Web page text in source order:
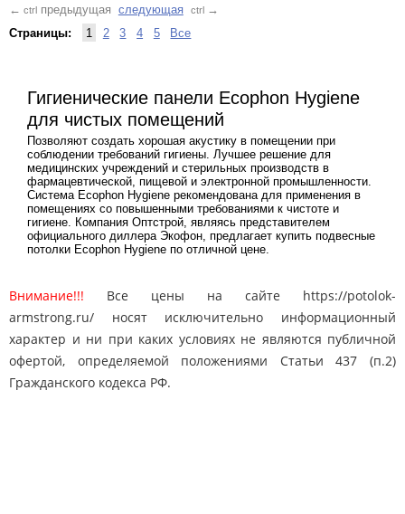
← ctrl предыдущая следующая ctrl →
Страницы: 1 2 3 4 5 Все
Гигиенические панели Ecophon Hygiene
для чистых помещений
Позволяют создать хорошая акустику в помещении при
соблюдении требований гигиены. Лучшее решение для
медицинских учреждений и стерильных производств в
фармацевтической, пищевой и электронной промышленности.
Система Ecophon Hygiene рекомендована для применения в
помещениях со повышенными требованиями к чистоте и
гигиене. Компания Оптстрой, являясь представителем
официального диллера Экофон, предлагает купить подвесные
потолки Ecophon Hygiene по отличной цене.
Внимание!!! Все цены на сайте https://potolok-
armstrong.ru/ носят исключительно информационный
характер и ни при каких условиях не являются публичной
офертой, определяемой положениями Статьи 437 (п.2)
Гражданского кодекса РФ.